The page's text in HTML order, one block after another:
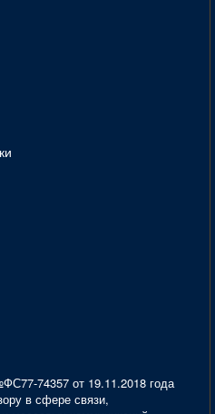
74357 от 19.11.2018 года
в сфере связи,